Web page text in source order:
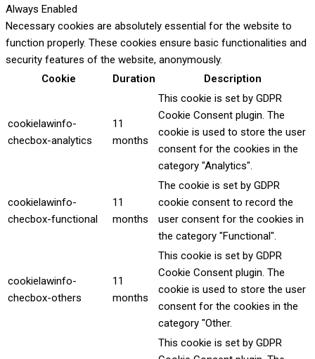
Always Enabled
Necessary cookies are absolutely essential for the website to
function properly. These cookies ensure basic functionalities and
security features of the website, anonymously.
Cookie
Duration Description
cookielawinfo-
checbox-analytics
11
months
This cookie is set by GDPR
Cookie Consent plugin. The
cookie is used to store the user
consent for the cookies in the
category "Analytics".
cookielawinfo-
checbox-functional
11
months
The cookie is set by GDPR
cookie consent to record the
user consent for the cookies in
the category "Functional".
cookielawinfo-
checbox-others
11
months
This cookie is set by GDPR
Cookie Consent plugin. The
cookie is used to store the user
consent for the cookies in the
category "Other.
This cookie is set by GDPR